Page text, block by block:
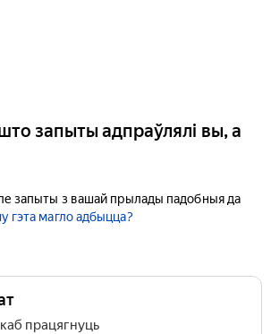
запыты адпраўлялі вы, а
запыты з вашай прылады падобныя да
гэта магло адбыцца?
працягнуць